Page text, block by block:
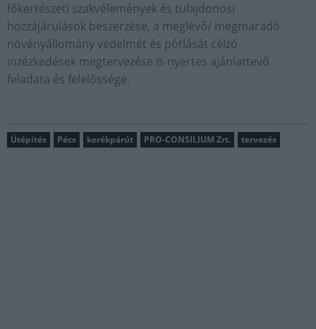
főkertészeti szakvélemények és tulajdonosi
hozzájárulások beszerzése, a meglévő/ megmaradó
növényállomány védelmét és pótlását célzó
inzézkedések megtervezése is nyertes ajánlattevő
feladata és felelőssége.
Útépítés Pécs kerékpárút PRO-CONSILIUM Zrt. tervezés